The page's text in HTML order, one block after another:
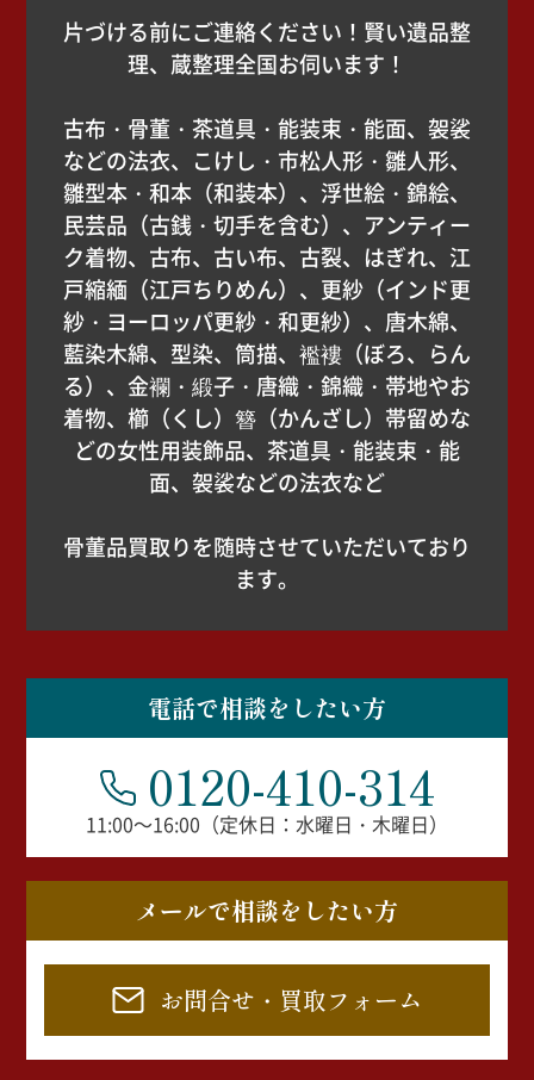
片づける前にご連絡ください！賢い遺品整
理、蔵整理全国お伺います！
古布・骨董・茶道具・能装束・能面、袈裟
などの法衣、こけし・市松人形・雛人形、
雛型本・和本（和装本）、浮世絵・錦絵、
民芸品（古銭・切手を含む）、アンティー
ク着物、古布、古い布、古裂、はぎれ、江
戸縮緬（江戸ちりめん）、更紗（インド更
紗・ヨーロッパ更紗・和更紗）、唐木綿、
藍染木綿、型染、筒描、襤褸（ぼろ、らん
る）、金襴・緞子・唐織・錦織・帯地やお
着物、櫛（くし）簪（かんざし）帯留めな
どの女性用装飾品、茶道具・能装束・能
面、袈裟などの法衣など
骨董品買取りを随時させていただいており
ます。
電話で相談をしたい方
0120-410-314
11:00～16:00（定休日：水曜日・木曜日）
メールで相談をしたい方
お問合せ・買取フォーム